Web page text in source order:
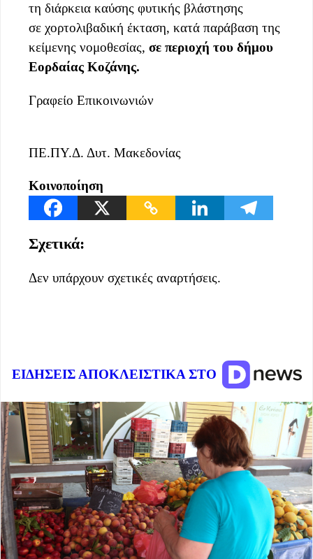
τη διάρκεια καύσης φυτικής βλάστησης
σε χορτολιβαδική έκταση, κατά παράβαση της
κείμενης νομοθεσίας, σε περιοχή του δήμου
Εορδαίας Κοζάνης.
Γραφείο Επικοινωνιών
ΠΕ.ΠΥ.Δ. Δυτ. Μακεδονίας
Κοινοποίηση
Σχετικά:
Δεν υπάρχουν σχετικές αναρτήσεις.
ΕΙΔΗΣΕΙΣ ΑΠΟΚΛΕΙΣΤΙΚΑ ΣΤΟ